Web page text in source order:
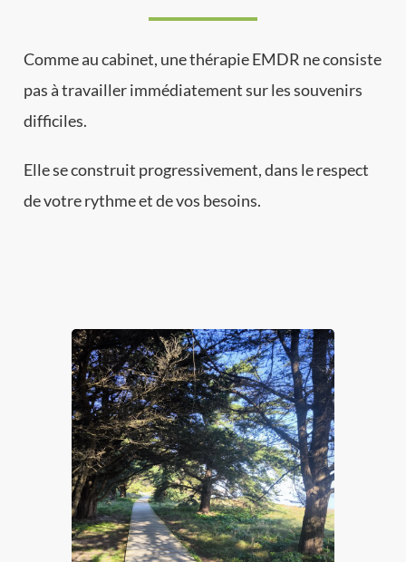
Comme au cabinet, une thérapie EMDR ne consiste
pas à travailler immédiatement sur les souvenirs
difficiles.
Elle se construit progressivement, dans le respect
de votre rythme et de vos besoins.